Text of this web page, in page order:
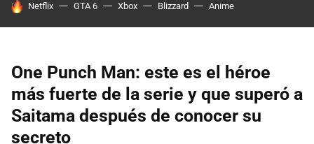
HOY SE HABLA DE
Netflix GTA 6 Xbox Blizzard Anime
One Punch Man: este es el héroe
más fuerte de la serie y que superó a
Saitama después de conocer su
secreto